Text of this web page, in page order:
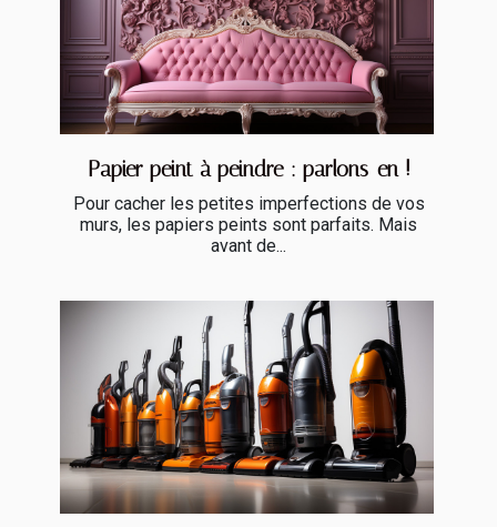
Papier peint à peindre : parlons-en !
Pour cacher les petites imperfections de vos
murs, les papiers peints sont parfaits. Mais
avant de...